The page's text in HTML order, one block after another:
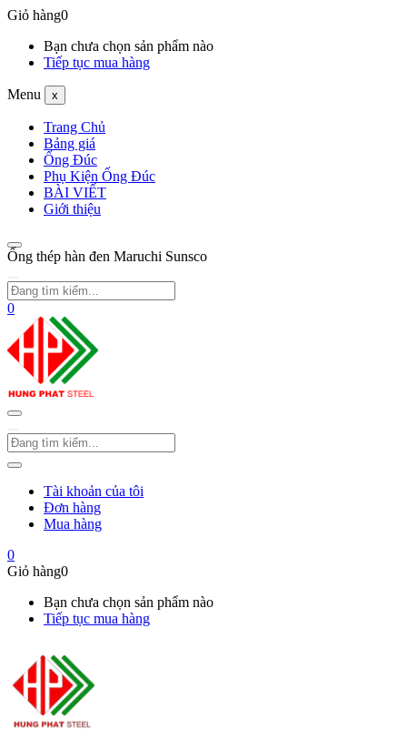
Giỏ hàng0
Bạn chưa chọn sản phẩm nào
Tiếp tục mua hàng
Menu x
Trang Chủ
Bảng giá
Ống Đúc
Phụ Kiện Ống Đúc
BÀI VIẾT
Giới thiệu
Ống thép hàn đen Maruchi Sunsco
0
Tài khoản của tôi
Đơn hàng
Mua hàng
0
Giỏ hàng0
Bạn chưa chọn sản phẩm nào
Tiếp tục mua hàng